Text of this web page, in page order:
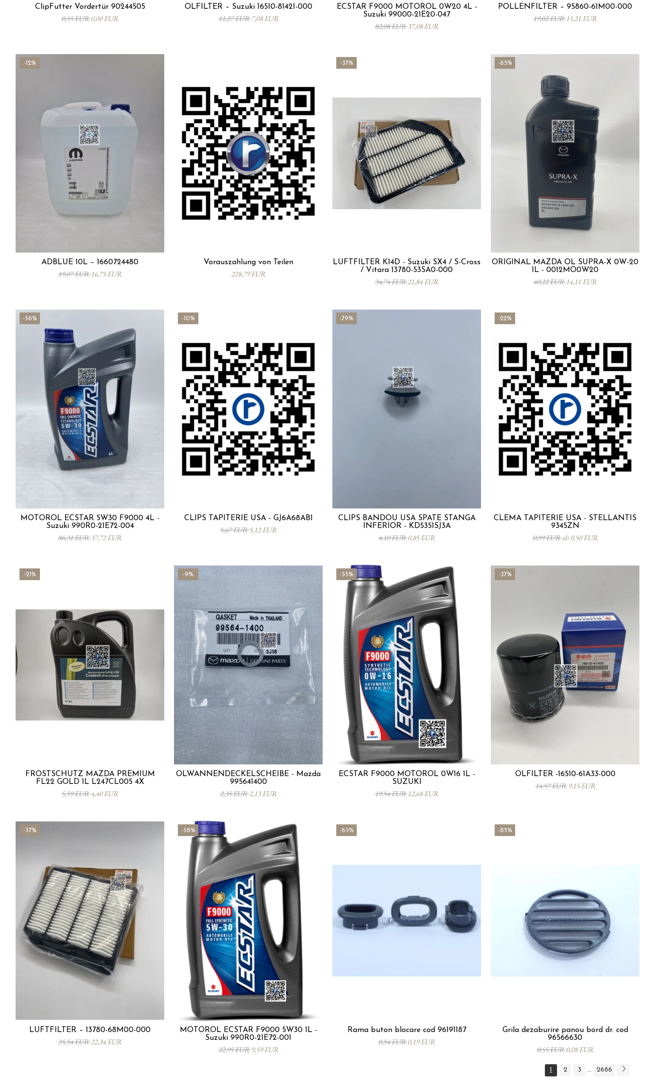
ClipFutter Vordertür 90244505
0,55 EUR0,00 EUR
ÖLFILTER – Suzuki 16510-81421-000
11,27 EUR7,08 EUR
ECSTAR F9000 MOTORÖL 0W20 4L -
Suzuki 99000-21E20-047
82,08 EUR37,08 EUR
POLLENFILTER – 95860-61M00-000
19,02 EUR15,21 EUR
-12%
ADBLUE 10L – 1660724480
19,07 EUR16,75 EUR
Vorauszahlung von Teilen
228,79 EUR
-37%
LUFTFILTER K14D - Suzuki SX4 / S-Cross
/ Vitara 13780-53SA0-000
34,74 EUR21,84 EUR
-65%
ORIGINAL MAZDA ÖL SUPRA-X 0W-20
1L - 0012MO0W20
40,22 EUR14,11 EUR
-56%
MOTORÖL ECSTAR 5W30 F9000 4L -
Suzuki 990R0-21E72-004
86,31 EUR37,72 EUR
-10%
CLIPS TAPITERIE USA - GJ6A68AB1
5,67 EUR5,12 EUR
-79%
CLIPS BANDOU USA SPATE STANGA
INFERIOR - KD5351SJ3A
4,10 EUR0,85 EUR
-22%
CLEMA TAPITERIE USA - STELLANTIS
9345ZN
0,99 EURab 0,50 EUR
-21%
FROSTSCHUTZ MAZDA PREMIUM
FL22 GOLD 1L L247CL005 4X
5,59 EUR4,40 EUR
-9%
ÖLWANNENDECKELSCHEIBE - Mazda
995641400
2,35 EUR2,13 EUR
-35%
ECSTAR F9000 MOTORÖL 0W16 1L -
SUZUKI
19,54 EUR12,68 EUR
-37%
ÖLFILTER -16510-61A33-000
14,57 EUR9,15 EUR
-37%
LUFTFILTER – 13780-68M00-000
35,54 EUR22,34 EUR
-58%
MOTORÖL ECSTAR F9000 5W30 1L -
Suzuki 990R0-21E72-001
22,95 EUR9,59 EUR
-65%
Rama buton blocare cod 96191187
0,54 EUR0,19 EUR
-85%
Grila dezaburire panou bord dr. cod
96566630
0,55 EUR0,08 EUR
1 2 3 2686